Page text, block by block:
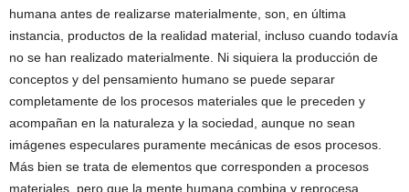
humana antes de realizarse materialmente, son, en última
instancia, productos de la realidad material, incluso cuando todavía
no se han realizado materialmente. Ni siquiera la producción de
conceptos y del pensamiento humano se puede separar
completamente de los procesos materiales que le preceden y
acompañan en la naturaleza y la sociedad, aunque no sean
imágenes especulares puramente mecánicas de esos procesos.
Más bien se trata de elementos que corresponden a procesos
materiales, pero que la mente humana combina y reprocesa